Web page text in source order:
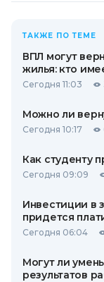
ТАКЖЕ ПО ТЕМЕ
ВПЛ могут
жилья: кто
Сегодня 11:03
Можно ли
Сегодня 10:17
Как студенту
Сегодня 09:09
Инвестиции в
придется
Сегодня 06:04
Могут ли
результатов